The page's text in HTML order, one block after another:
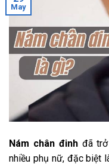
May
Nám chân đinh đã
nhiều phụ nữ, đặc biệt